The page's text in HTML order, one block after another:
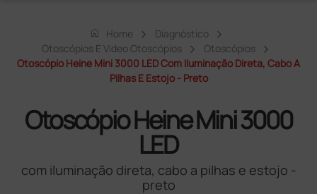
home Home
Diagnóstico
Otoscópios E Video Otoscópios
Otoscópios
Otoscópio Heine Mini 3000 LED Com Iluminação Direta, Cabo A
Pilhas E Estojo - Preto
Otoscópio Heine Mini 3000
LED
com iluminação direta, cabo a pilhas e estojo -
preto